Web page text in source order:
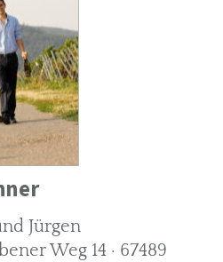
Jürgen
Weg 14 · 67489